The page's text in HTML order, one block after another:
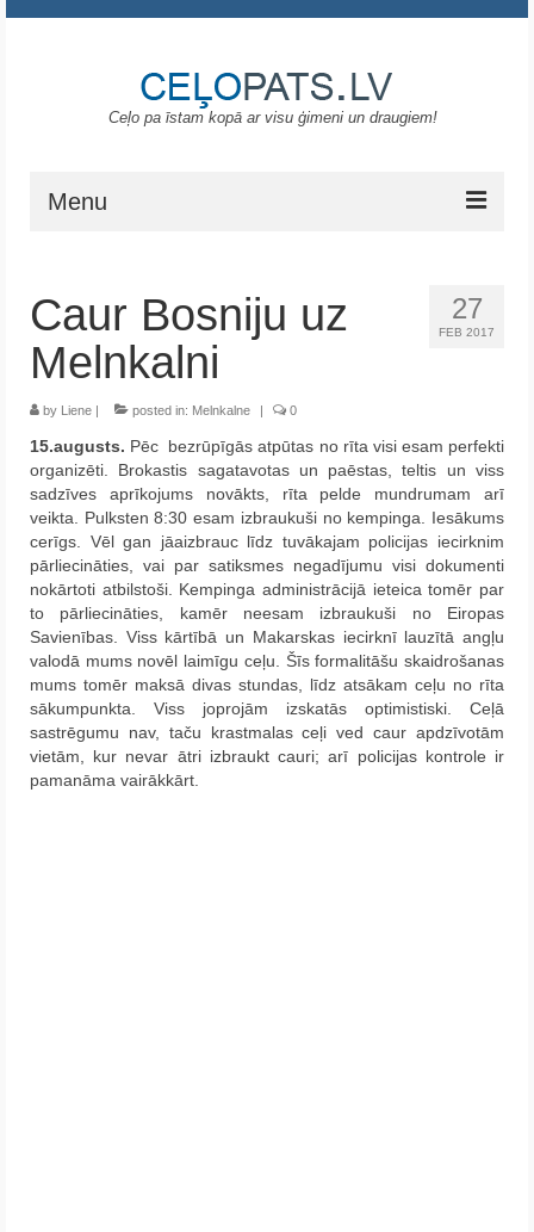
Ceļo pa īstam kopā ar visu ģimeni un draugiem!
Menu
Gruzija
Portugāle
ASV
Melnkalne
Grieķija
Krēta
Francija
Austrija
Itālija
Ukraina
27
FEB 2017
Caur Bosniju uz
Melnkalni
by Liene | posted in: Melnkalne | 0
15.augusts. Pēc bezrūpīgās atpūtas no rīta visi esam perfekti
organizēti. Brokastis sagatavotas un paēstas, teltis un viss
sadzīves aprīkojums novākts, rīta pelde mundrumam arī
veikta. Pulksten 8:30 esam izbraukuši no kempinga. Iesākums
cerīgs. Vēl gan jāaizbrauc līdz tuvākajam policijas iecirknim
pārliecināties, vai par satiksmes negadījumu visi dokumenti
nokārtoti atbilstoši. Kempinga administrācijā ieteica tomēr par
to pārliecināties, kamēr neesam izbraukuši no Eiropas
Savienības. Viss kārtībā un Makarskas iecirknī lauzītā angļu
valodā mums novēl laimīgu ceļu. Šīs formalitāšu skaidrošanas
mums tomēr maksā divas stundas, līdz atsākam ceļu no rīta
sākumpunkta. Viss joprojām izskatās optimistiski. Ceļā
sastrēgumu nav, taču krastmalas ceļi ved caur apdzīvotām
vietām, kur nevar ātri izbraukt cauri; arī policijas kontrole ir
pamanāma vairākkārt.